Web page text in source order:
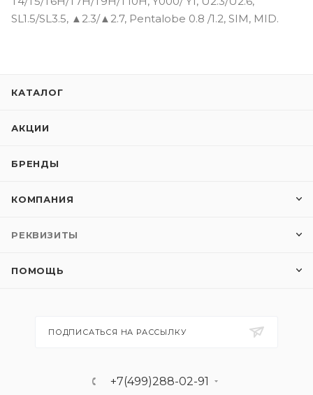
SL1.5/SL3.5, ▲2.3/▲2.7, Pentalobe 0.8 /1.2, SIM, MID.
КАТАЛОГ
АКЦИИ
БРЕНДЫ
КОМПАНИЯ
РЕКВИЗИТЫ
ПОМОЩЬ
ПОДПИСАТЬСЯ НА РАССЫЛКУ
+7(499)288-02-91